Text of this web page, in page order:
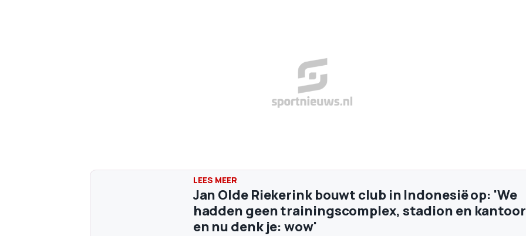
Jan Olde Riekerink bouwt club in Indonesië op: 'We
hadden geen trainingscomplex, stadion en kantoor
en nu denk je: wow'